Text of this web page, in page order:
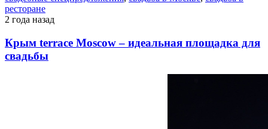
ресторане
2 года назад
Крым terrace Moscow – идеальная площадка для
свадьбы